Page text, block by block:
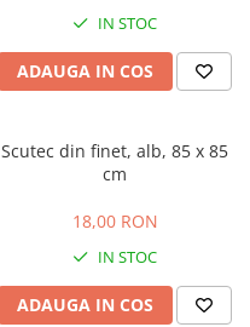
IN STOC
ADAUGA IN COS
Scutec din finet, alb, 85 x 85
cm
18,00 RON
IN STOC
ADAUGA IN COS